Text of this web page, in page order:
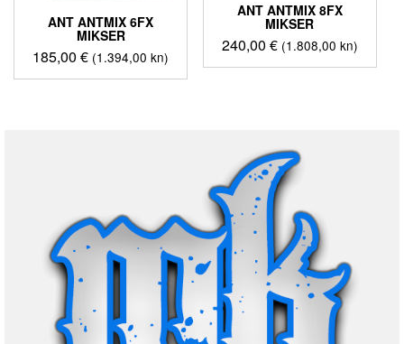
ANT ANTMIX 6FX
MIKSER
185,00€ (1.394,00 kn)
ANT ANTMIX 8FX
MIKSER
240,00 € (1.808,00 kn)